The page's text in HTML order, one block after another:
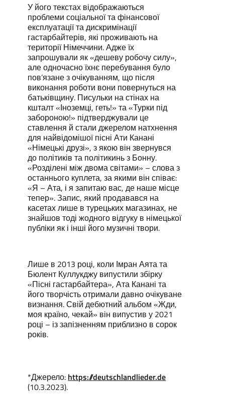
У його текстах відображаються
проблеми соціальної та фінансової
експлуатації та дискримінації
гастарбайтерів, які проживають на
території Німеччини. Адже їх
запрошували як «дешеву робочу силу»,
але одночасно їхнє перебування було
пов’язане з очікуванням, що після
виконання роботи вони повернуться на
батьківщину. Писульки на стінах на
кшталт «Іноземці, геть!» та «Турки під
забороною!» підтверджували це
ставлення й стали джерелом натхнення
для найвідомішої пісні Ати Канані
«Німецькі друзі», з якою він звернувся
до політиків та політикинь з Бонну.
«Розділені між двома світами» – слова з
останнього куплета, за якими він співає:
«Я – Ата, і я запитаю вас, де наше місце
тепер». Запис, який продавався на
касетах лише в турецьких магазинах, не
знайшов тоді жодного відгуку в німецької
публіки як і інші його музичні твори.
Лише в 2013 році, коли Імран Аята та
Бюлент Куллукджу випустили збірку
«Пісні гастарбайтера», Ата Канані та
його творчість отримали давно очікуване
визнання. Свій дебютний альбом «Жди,
моя країно, чекай» він випустив у 2021
році – із запізненням приблизно в сорок
років.
*Джерело: https://deutschlandlieder.de
(10.3.2023).